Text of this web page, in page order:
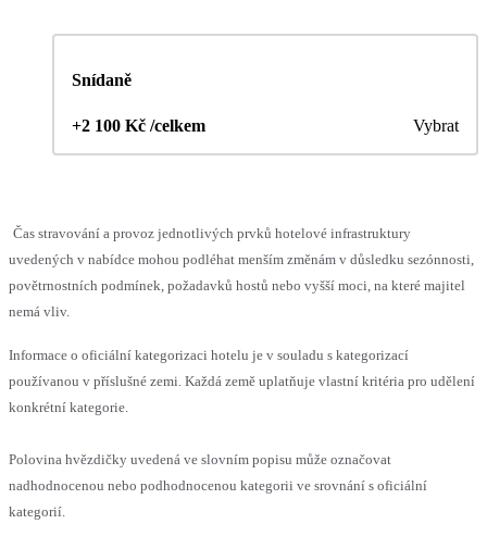
Snídaně
+2 100 Kč /celkem Vybrat
Čas stravování a provoz jednotlivých prvků hotelové infrastruktury
uvedených v nabídce mohou podléhat menším změnám v důsledku sezónnosti,
povětrnostních podmínek, požadavků hostů nebo vyšší moci, na které majitel
nemá vliv.
Informace o oficiální kategorizaci hotelu je v souladu s kategorizací
používanou v příslušné zemi. Každá země uplatňuje vlastní kritéria pro udělení
konkrétní kategorie.
Polovina hvězdičky uvedená ve slovním popisu může označovat
nadhodnocenou nebo podhodnocenou kategorii ve srovnání s oficiální
kategorií.